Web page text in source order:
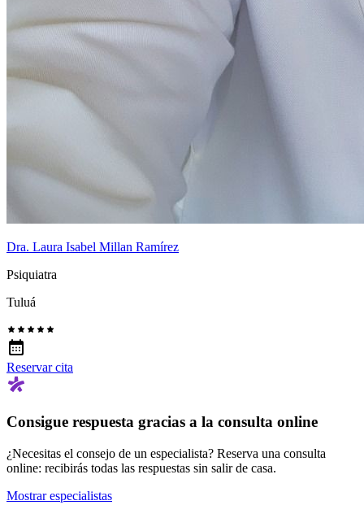
Dra. Laura Isabel Millan Ramírez
Psiquiatra
Tuluá
Reservar cita
Consigue respuesta gracias a la consulta online
¿Necesitas el consejo de un especialista? Reserva una consulta
online: recibirás todas las respuestas sin salir de casa.
Mostrar especialistas